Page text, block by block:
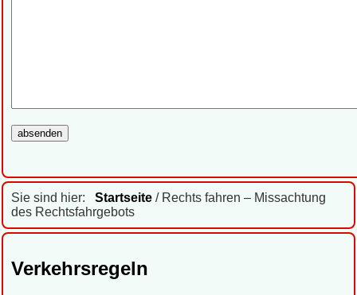
Sie sind hier: Startseite / Rechts fahren – Missachtung
des Rechtsfahrgebots
Verkehrsregeln